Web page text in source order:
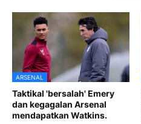
ARSENAL
Taktikal 'bersalah' Emery
dan kegagalan Arsenal
mendapatkan Watkins.